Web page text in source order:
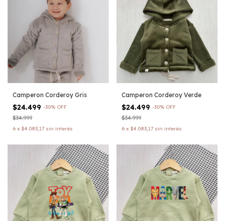
Camperon Corderoy Gris
$24.499 -30% OFF
$34.999
6 x $4.083,17 sin interés
Camperon Corderoy Verde
$24.499 -30% OFF
$34.999
6 x $4.083,17 sin interés